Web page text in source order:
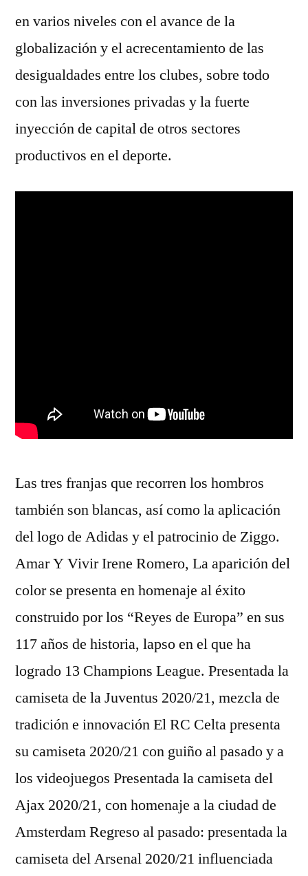
en varios niveles con el avance de la
globalización y el acrecentamiento de las
desigualdades entre los clubes, sobre todo
con las inversiones privadas y la fuerte
inyección de capital de otros sectores
productivos en el deporte.
Las tres franjas que recorren los hombros
también son blancas, así como la aplicación
del logo de Adidas y el patrocinio de Ziggo.
Amar Y Vivir Irene Romero, La aparición del
color se presenta en homenaje al éxito
construido por los “Reyes de Europa” en sus
117 años de historia, lapso en el que ha
logrado 13 Champions League. Presentada la
camiseta de la Juventus 2020/21, mezcla de
tradición e innovación El RC Celta presenta
su camiseta 2020/21 con guiño al pasado y a
los videojuegos Presentada la camiseta del
Ajax 2020/21, con homenaje a la ciudad de
Amsterdam Regreso al pasado: presentada la
camiseta del Arsenal 2020/21 influenciada